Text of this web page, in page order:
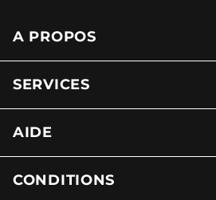
A PROPOS
SERVICES
AIDE
CONDITIONS